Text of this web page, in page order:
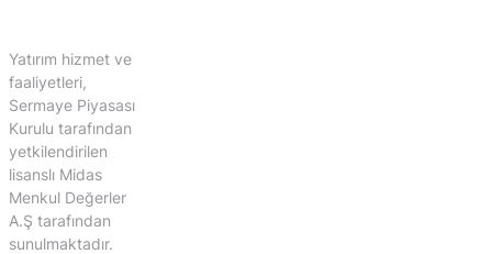
Yatırım hizmet ve
faaliyetleri,
Sermaye Piyasası
Kurulu tarafından
yetkilendirilen
lisanslı Midas
Menkul Değerler
A.Ş tarafından
sunulmaktadır.